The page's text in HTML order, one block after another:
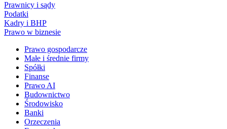
Prawnicy i sądy
Podatki
Kadry i BHP
Prawo w biznesie
Prawo gospodarcze
Małe i średnie firmy
Spółki
Finanse
Prawo AI
Budownictwo
Środowisko
Banki
Orzeczenia